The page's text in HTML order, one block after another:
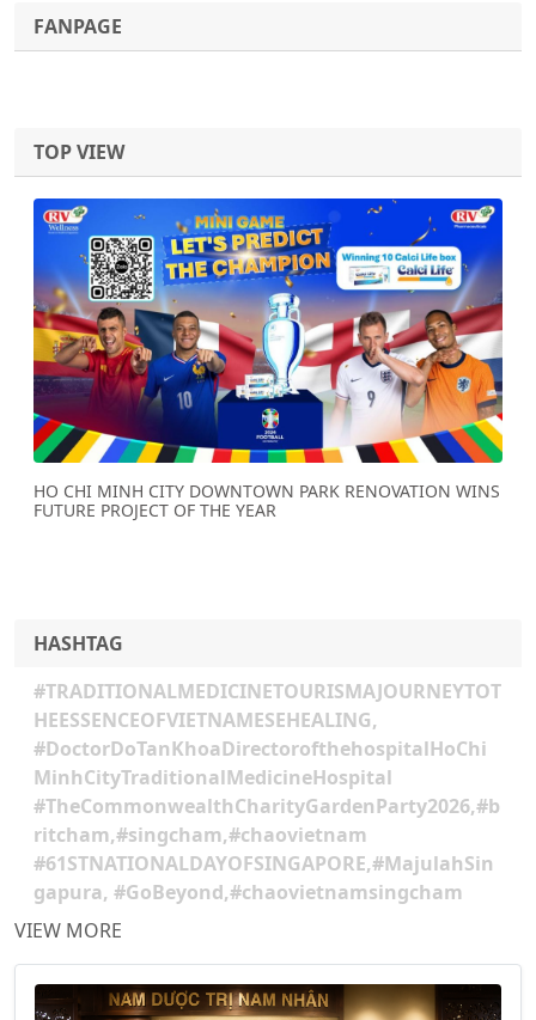
FANPAGE
TOP VIEW
HO CHI MINH CITY DOWNTOWN PARK RENOVATION WINS
FUTURE PROJECT OF THE YEAR
Previous Next
HASHTAG
#TRADITIONALMEDICINETOURISMAJOURNEYTOT
HEESSENCEOFVIETNAMESEHEALING,
#DoctorDoTanKhoaDirectorofthehospitalHoChi
MinhCityTraditionalMedicineHospital
#TheCommonwealthCharityGardenParty2026,#b
ritcham,#singcham,#chaovietnam
#61STNATIONALDAYOFSINGAPORE,#MajulahSin
gapura, #GoBeyond,#chaovietnamsingcham
VIEW MORE